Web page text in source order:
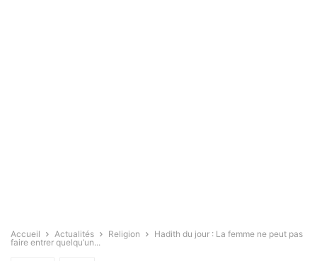
Accueil Actualités Religion
Hadith du jour : La femme ne peut pas
faire entrer quelqu’un...